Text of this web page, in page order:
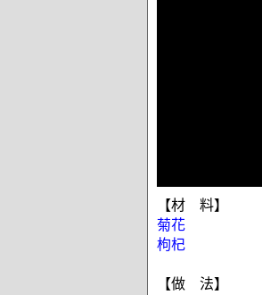
【材 料】
菊花
枸杞
【做 法】